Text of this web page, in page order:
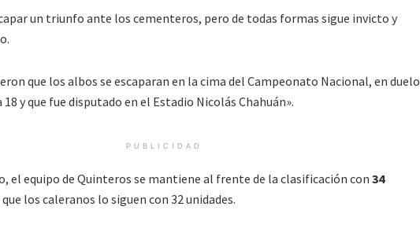
un triunfo ante los cementeros, pero de todas formas sigue invicto y
que los albos se escaparan en la cima del Campeonato Nacional, en duelo
y que fue disputado en el Estadio Nicolás Chahuán».
PUBLICIDAD
el equipo de Quinteros se mantiene al frente de la clasificación con 34
los caleranos lo siguen con 32 unidades.